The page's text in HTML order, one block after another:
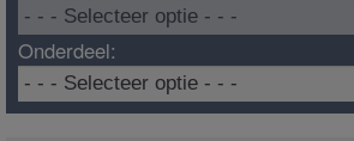
Onderdeel: